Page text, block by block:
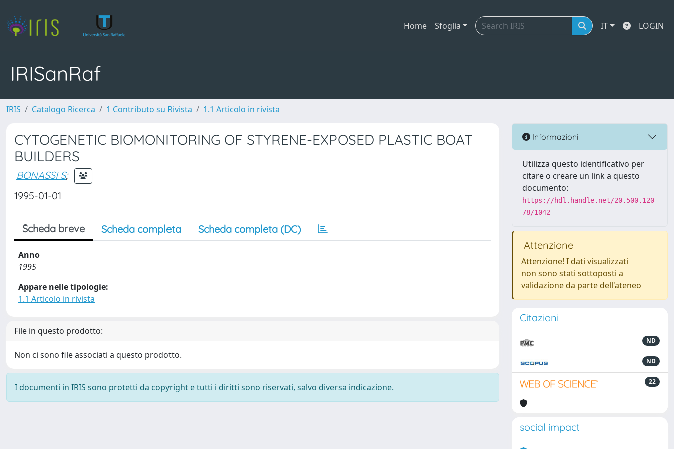
Home Sfoglia IT LOGIN
IRISanRaf
IRIS Catalogo Ricerca 1 Contributo su Rivista 1.1 Articolo in rivista
CYTOGENETIC BIOMONITORING OF STYRENE-EXPOSED PLASTIC BOAT
BUILDERS
BONASSI S;
1995-01-01
Scheda breve Scheda completa Scheda completa (DC)
Anno
1995
Appare nelle tipologie:
1.1 Articolo in rivista
File in questo prodotto:
Non ci sono file associati a questo prodotto.
I documenti in IRIS sono protetti da copyright e tutti i diritti sono riservati, salvo diversa indicazione.
Informazioni
Utilizza questo identificativo per
citare o creare un link a questo
documento:
https://hdl.handle.net/20.500.120
78/1042
Attenzione
Attenzione! I dati visualizzati
non sono stati sottoposti a
validazione da parte dell'ateneo
Citazioni
ND
ND
22
social impact